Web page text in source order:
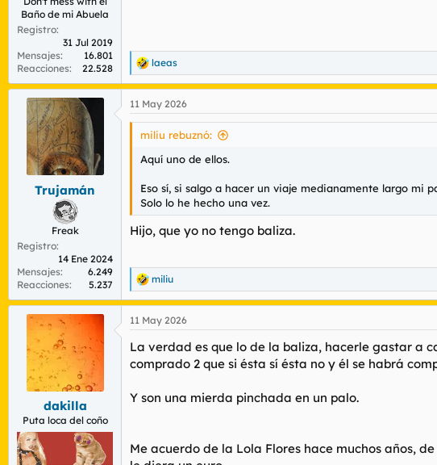
Baño de mi Abuela
Registro
31 Jul 2019
Mensajes
16.801
Reacciones
22.528
R
e
a
c
c
laeas
Trujamán
Freak
Registro
14 Ene 2024
Mensajes
6.249
Reacciones
5.237
11 May 2026
miliu rebuznó:
Aquí uno de ellos.
Eso sí, si salgo a hacer un viaje medianamente largo mi
Solo lo he hecho una vez.
Hijo, que yo no tengo baliza.
R
e
a
c
i
o
s
miliu
dakilla
Puta loca del coño
11 May 2026
La verdad es que lo de la baliza, hacerle gastar a
comprado 2 que si ésta sí ésta no y él se habrá
Y son una mierda pinchada en un palo.
Me acuerdo de la Lola Flores hace muchos años,